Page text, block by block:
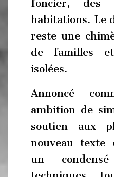
foncier, des
habitations. Le
reste une
de familles
isolées.
Annoncé
ambition de
soutien aux
nouveau texte
un